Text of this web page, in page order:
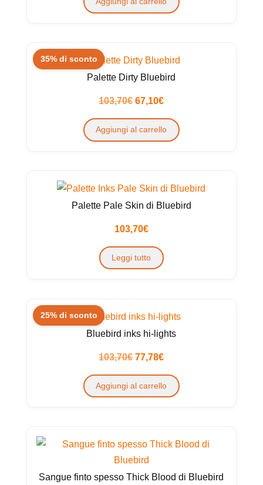
originaleattuale
35% di sconto
Palette Dirty Bluebird
103,70€ Il
prezzo
originale
67,10€Il
prezzo
attuale
Aggiungi al carrello
Palette Pale Skin di Bluebird
103,70€
Leggi tutto
25% di sconto
Bluebird inks hi-lights
103,70€ Il
prezzo
originale
77,78€Il
prezzo
attuale
Aggiungi al carrello
Sangue finto spesso Thick Blood di Bluebird